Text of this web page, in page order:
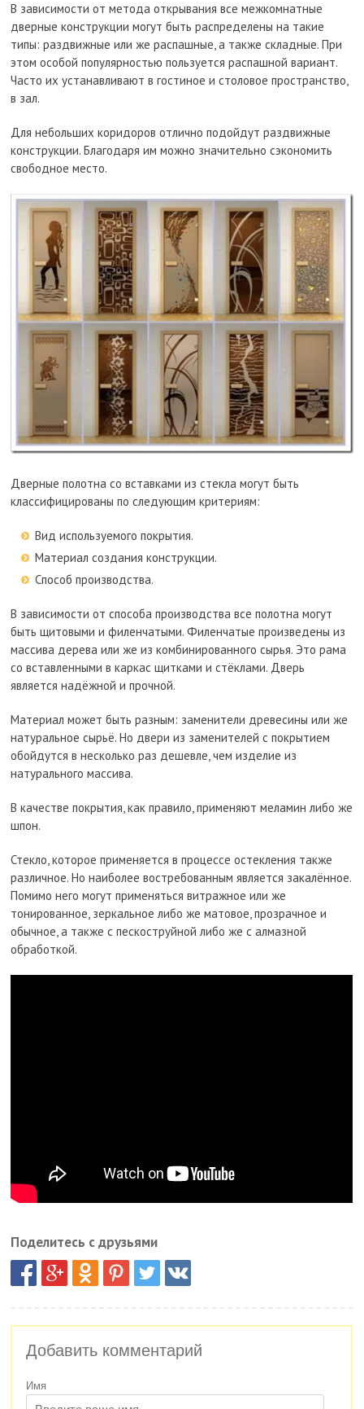
В зависимости от метода открывания все межкомнатные
дверные конструкции могут быть распределены на такие
типы: раздвижные или же распашные, а также складные. При
этом особой популярностью пользуется распашной вариант.
Часто их устанавливают в гостиное и столовое пространство,
в зал.
Для небольших коридоров отлично подойдут раздвижные
конструкции. Благодаря им можно значительно сэкономить
свободное место.
Дверные полотна со вставками из стекла могут быть
классифицированы по следующим критериям:
Вид используемого покрытия.
Материал создания конструкции.
Способ производства.
В зависимости от способа производства все полотна могут
быть щитовыми и филенчатыми. Филенчатые произведены из
массива дерева или же из комбинированного сырья. Это рама
со вставленными в каркас щитками и стёклами. Дверь
является надёжной и прочной.
Материал может быть разным: заменители древесины или же
натуральное сырьё. Но двери из заменителей с покрытием
обойдутся в несколько раз дешевле, чем изделие из
натурального массива.
В качестве покрытия, как правило, применяют меламин либо же
шпон.
Стекло, которое применяется в процессе остекления также
различное. Но наиболее востребованным является закалённое.
Помимо него могут применяться витражное или же
тонированное, зеркальное либо же матовое, прозрачное и
обычное, а также с пескоструйной либо же с алмазной
обработкой.
Поделитесь с друзьями
Добавить комментарий
Имя